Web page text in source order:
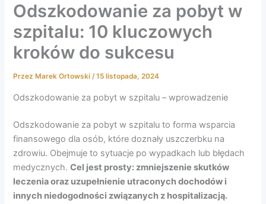
Odszkodowanie za pobyt w
szpitalu: 10 kluczowych
kroków do sukcesu
Przez Marek Ortowski/15 listopada, 2024
Odszkodowanie za pobyt w szpitalu – wprowadzenie
Odszkodowanie za pobyt w szpitalu to forma wsparcia
finansowego dla osób, które doznały uszczerbku na
zdrowiu. Obejmuje to sytuacje po wypadkach lub błędach
medycznych.Cel jest prosty: zmniejszenie skutków
leczenia oraz uzupełnienie utraconych dochodów i
innych niedogodności związanych z hospitalizacją.